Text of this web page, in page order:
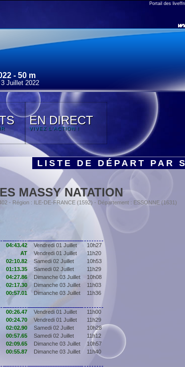
Portail des liveffn
- 50 m
Juillet 2022
EN DIRECT
VIVEZ L'ACTION !
LISTE DE DÉPART PAR
ES MASSY NATATION
- Région : ILE-DE-FRANCE (1592) - Département : ESSONNE (1631)
04:43.42 Vendredi 01 Juillet
10h27
AT Vendredi 01 Juillet
11h20
02:10.82 Samedi 02 Juillet
10h53
01:13.35 Samedi 02 Juillet
11h29
04:27.86 Dimanche 03 Juillet
10h08
02:17.30 Dimanche 03 Juillet
11h03
00:57.01 Dimanche 03 Juillet
11h36
00:26.47 Vendredi 01 Juillet
11h00
00:24.70 Vendredi 01 Juillet
11h29
02:02.90 Samedi 02 Juillet
10h28
00:57.65 Samedi 02 Juillet
11h12
02:09.65 Dimanche 03 Juillet
10h57
00:55.87 Dimanche 03 Juillet
11h40